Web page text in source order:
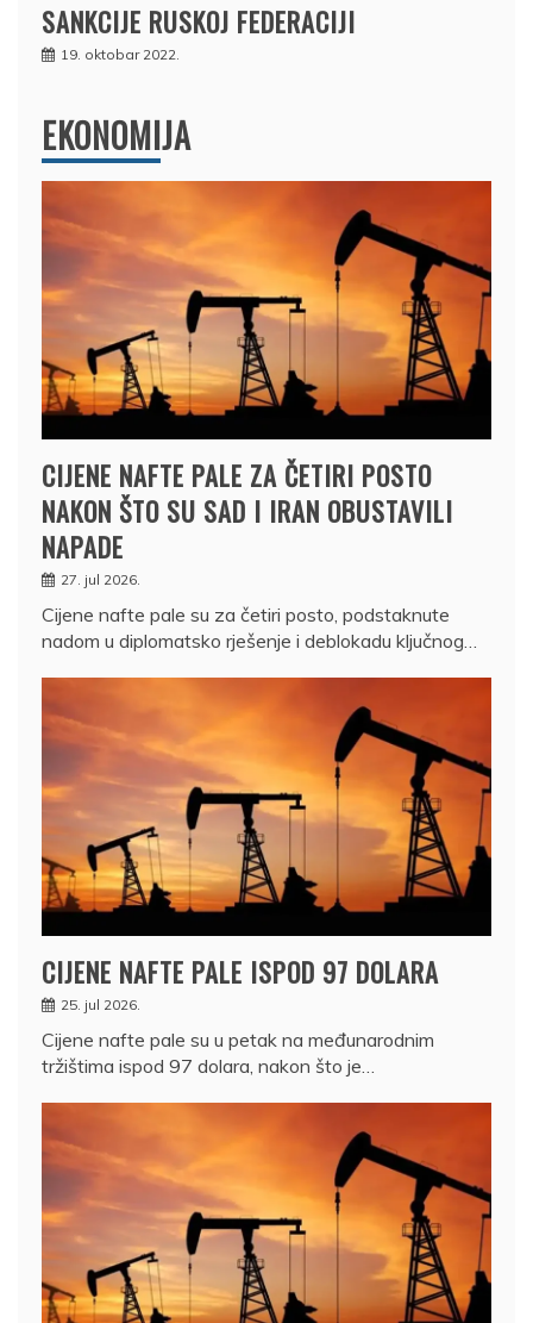
SANKCIJE RUSKOJ FEDERACIJI
19. oktobar 2022.
EKONOMIJA
CIJENE NAFTE PALE ZA ČETIRI POSTO
NAKON ŠTO SU SAD I IRAN OBUSTAVILI
NAPADE
27. jul 2026.
Cijene nafte pale su za četiri posto, podstaknute
nadom u diplomatsko rješenje i deblokadu ključnog…
CIJENE NAFTE PALE ISPOD 97 DOLARA
25. jul 2026.
Cijene nafte pale su u petak na međunarodnim
tržištima ispod 97 dolara, nakon što je…